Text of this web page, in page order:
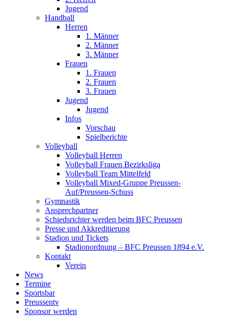
Jugend
Handball
Herren
1. Männer
2. Männer
3. Männer
Frauen
1. Frauen
2. Frauen
3. Frauen
Jugend
Jugend
Infos
Vorschau
Spielberichte
Volleyball
Volleyball Herren
Volleyball Frauen Bezirksliga
Volleyball Team Mittelfeld
Volleyball Mixed-Gruppe Preussen-
Auf/Preussen-Schuss
Gymnastik
Ansprechpartner
Schiedsrichter werden beim BFC Preussen
Presse und Akkreditierung
Stadion und Tickets
Stadionordnung – BFC Preussen 1894 e.V.
Kontakt
Verein
News
Termine
Sportsbar
Preussentv
Sponsor werden